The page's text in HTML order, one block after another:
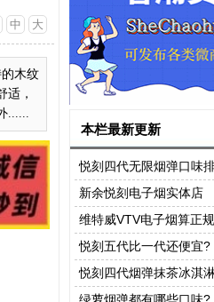
中 大
木纹
适，
本栏最新更新
悦刻四代无限烟弹口味
口味推荐
新余悦刻电子烟实体店
维特威VTV电子烟算正
悦刻五代比一代还便宜?
悦刻四代烟弹抹茶冰淇
绿萝烟弹都有哪些口味?